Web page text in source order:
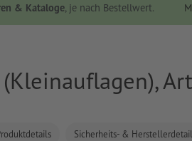
& Kataloge, je nach Bestellwert.
Sicherheits- &